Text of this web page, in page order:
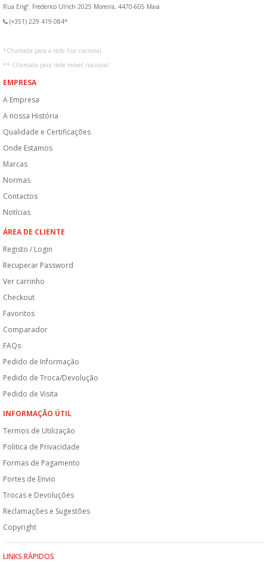
Rua Engº. Frederico Ulrich 2025 Moreira, 4470-605 Maia
(+351) 229 419 084*
*Chamada para a rede fixa nacional
** Chamada para rede móvel nacional
EMPRESA
A Empresa
A nossa História
Qualidade e Certificações
Onde Estamos
Marcas
Normas
Contactos
Notícias
ÁREA DE CLIENTE
Registo / Login
Recuperar Password
Ver carrinho
Checkout
Favoritos
Comparador
FAQs
Pedido de Informação
Pedido de Troca/Devolução
Pedido de Visita
INFORMAÇÃO ÚTIL
Termos de Utilização
Politica de Privacidade
Formas de Pagamento
Portes de Envio
Trocas e Devoluções
Reclamações e Sugestões
Copyright
LINKS RÁPIDOS